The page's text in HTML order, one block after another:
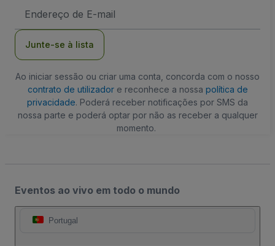
de
Junte-se à lista
Ao iniciar sessão ou criar uma conta, concorda com o nosso
contrato de utilizadore reconhece a nossa política de
privacidade. Poderá receber notificações por SMS da
nossa parte e poderá optar por não as receber a qualquer
momento.
Eventos ao vivo em todo o mundo
Portugal